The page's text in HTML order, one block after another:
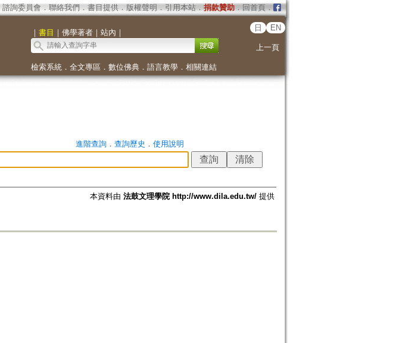
諮詢委員會． 聯絡我們 ． 書目提供． 版權聲明 ． 引用本站． 捐款贊助．回首頁．
｜ 書目 ｜ 佛學著者｜ 站內 ｜
日 EN
上一頁
檢索系統． 全文專區 ． 數位佛典． 語言教學． 相關連結
進階查詢． 查詢歷史 ． 使用說明
本資料由 法鼓文理學院 http://www.dila.edu.tw/提供